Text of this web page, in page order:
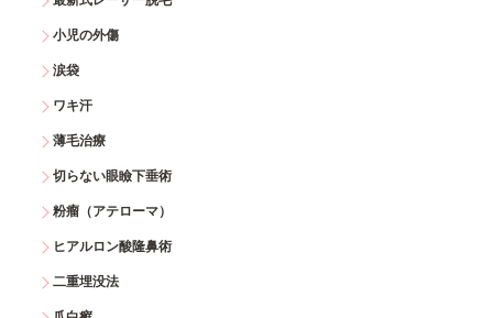
小児の外傷
涙袋
ワキ汗
薄毛治療
切らない眼瞼下垂術
粉瘤（アテローマ）
ヒアルロン酸隆鼻術
二重埋没法